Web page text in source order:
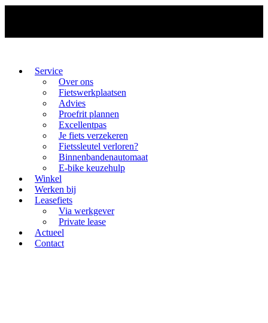
Service
Over ons
Fietswerkplaatsen
Advies
Proefrit plannen
Excellentpas
Je fiets verzekeren
Fietssleutel verloren?
Binnenbandenautomaat
E-bike keuzehulp
Winkel
Werken bij
Leasefiets
Via werkgever
Private lease
Actueel
Contact